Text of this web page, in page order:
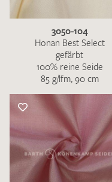
3050-104
Honan Best Select
gefärbt
100% reine Seide
85 g/lfm, 90 cm